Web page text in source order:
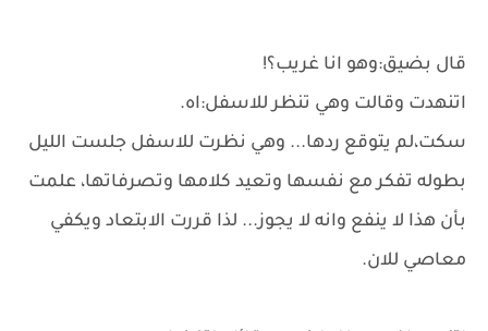
قال بضيق:وهو انا غريب؟!
اتنهدت وقالت وهي تنظر للاسفل:اه.
سكت،لم يتوقع ردها... وهي نظرت للاسفل جلست الليل
بطوله تفكر مع نفسها وتعيد كلامها وتصرفاتها، علمت
بأن هذا لا ينفع وانه لا يجوز... لذا قررت الابتعاد ويكفي
معاصي للان.